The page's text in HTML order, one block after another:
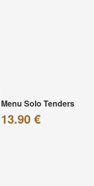
Menu Solo Tenders
13.90 €